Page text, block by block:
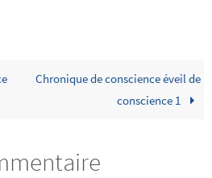
Chronique de conscience éveil de
conscience 1